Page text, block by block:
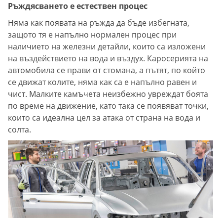
Ръждясването е естествен процес
Няма как появата на ръжда да бъде избегната,
защото тя е напълно нормален процес при
наличието на железни детайли, които са изложени
на въздействието на вода и въздух. Каросерията на
автомобила се прави от стомана, а пътят, по който
се движат колите, няма как са е напълно равен и
чист. Малките камъчета неизбежно увреждат боята
по време на движение, като така се появяват точки,
които са идеална цел за атака от страна на вода и
солта.